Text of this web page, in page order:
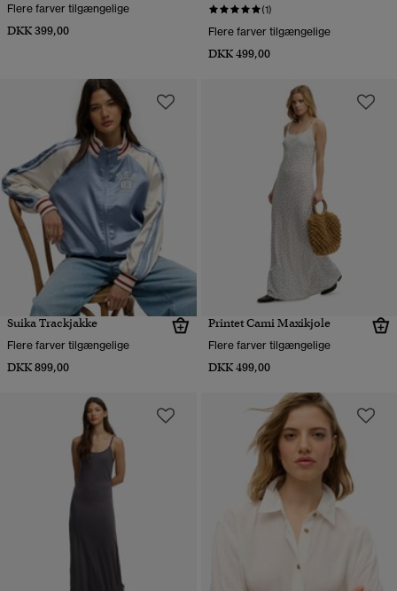
Flere farver tilgængelige
DKK 399,00
(1)
Flere farver tilgængelige
DKK 499,00
Suika Trackjakke
Flere farver tilgængelige
DKK 899,00
Printet Cami Maxikjole
Flere farver tilgængelige
DKK 499,00